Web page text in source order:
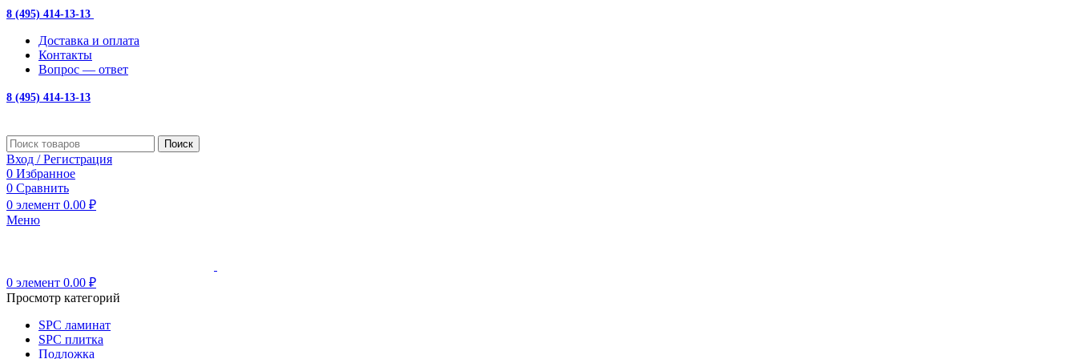
8 (495) 414-13-13
Доставка и оплата
Контакты
Вопрос — ответ
8 (495) 414-13-13
Поиск
Вход / Регистрация
0 Избранное
0 Сравнить
0 элемент 0.00 ₽
Меню
0 элемент 0.00 ₽
Просмотр категорий
SPC ламинат
SPC плитка
Подложка